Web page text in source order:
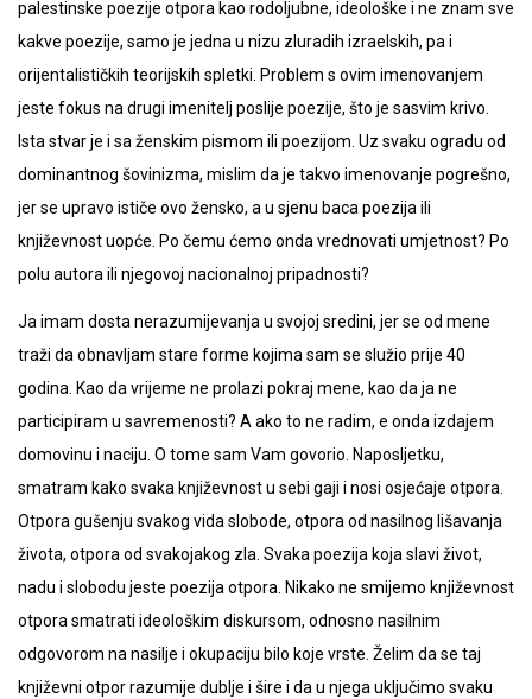
palestinske poezije otpora kao rodoljubne, ideološke i ne znam sve
kakve poezije, samo je jedna u nizu zluradih izraelskih, pa i
orijentalističkih teorijskih spletki. Problem s ovim imenovanjem
jeste fokus na drugi imenitelj poslije poezije, što je sasvim krivo.
Ista stvar je i sa ženskim pismom ili poezijom. Uz svaku ogradu od
dominantnog šovinizma, mislim da je takvo imenovanje pogrešno,
jer se upravo ističe ovo žensko, a u sjenu baca poezija ili
književnost uopće. Po čemu ćemo onda vrednovati umjetnost? Po
polu autora ili njegovoj nacionalnoj pripadnosti?
Ja imam dosta nerazumijevanja u svojoj sredini, jer se od mene
traži da obnavljam stare forme kojima sam se služio prije 40
godina. Kao da vrijeme ne prolazi pokraj mene, kao da ja ne
participiram u savremenosti? A ako to ne radim, e onda izdajem
domovinu i naciju. O tome sam Vam govorio. Naposljetku,
smatram kako svaka književnost u sebi gaji i nosi osjećaje otpora.
Otpora gušenju svakog vida slobode, otpora od nasilnog lišavanja
života, otpora od svakojakog zla. Svaka poezija koja slavi život,
nadu i slobodu jeste poezija otpora. Nikako ne smijemo književnost
otpora smatrati ideološkim diskursom, odnosno nasilnim
odgovorom na nasilje i okupaciju bilo koje vrste. Želim da se taj
književni otpor razumije dublje i šire i da u njega uključimo svaku